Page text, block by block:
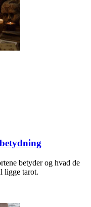
betyder og hvad de
ligge tarot.